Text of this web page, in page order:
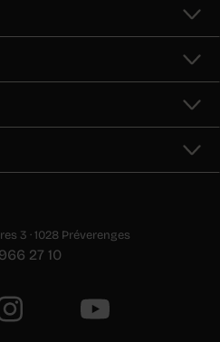
3 · 1028 Préverenges
27 10